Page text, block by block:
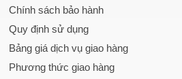
Chính sách bảo hành
Quy định sử dụng
Bảng giá dịch vụ giao hàng
Phương thức giao hàng